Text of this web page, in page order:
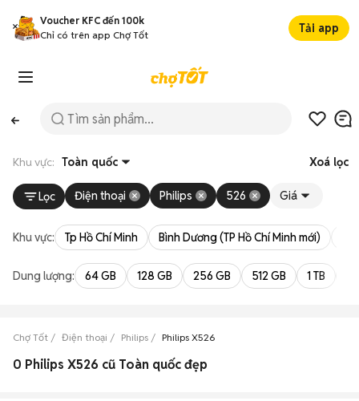
Voucher KFC đến 100k
Chỉ có trên app Chợ Tốt
Tải app
Khu vực: Toàn quốc Xoá lọc
Lọc Điện thoại Philips 526 Giá
Khu vực: Tp Hồ Chí Minh Bình Dương (TP Hồ Chí Minh mới)
Dung lượng: 64 GB 128 GB 256 GB 512 GB 1 TB
Chợ Tốt Điện thoại Philips Philips X526
0 Philips X526 cũ Toàn quốc đẹp